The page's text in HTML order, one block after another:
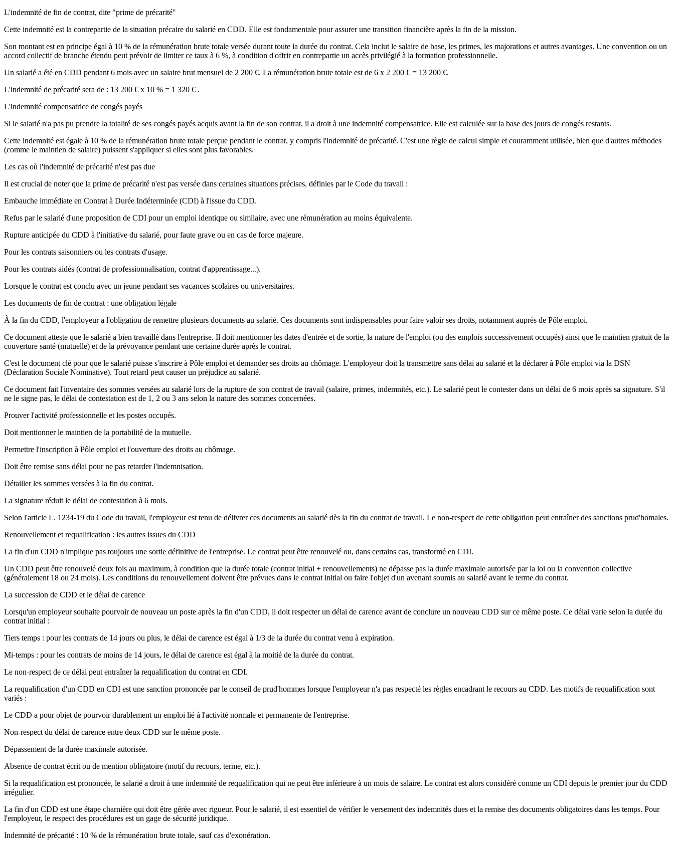
L'indemnité de fin de contrat, dite "prime de précarité"
Cette indemnité est la contrepartie de la situation précaire du salarié en CDD. Elle est fondamentale pour assurer une transition financière après la fin de la mission.
Son montant est en principe égal à 10 % de la rémunération brute totale versée durant toute la durée du contrat. Cela inclut le salaire de base, les primes, les majorations et autres avantages. Une convention ou un
accord collectif de branche étendu peut prévoir de limiter ce taux à 6 %, à condition d'offrir en contrepartie un accès privilégié à la formation professionnelle.
Un salarié a été en CDD pendant 6 mois avec un salaire brut mensuel de 2 200 €. La rémunération brute totale est de 6 x 2 200 € = 13 200 €.
L'indemnité de précarité sera de : 13 200 € x 10 % = 1 320 € .
L'indemnité compensatrice de congés payés
Si le salarié n'a pas pu prendre la totalité de ses congés payés acquis avant la fin de son contrat, il a droit à une indemnité compensatrice. Elle est calculée sur la base des jours de congés restants.
Cette indemnité est égale à 10 % de la rémunération brute totale perçue pendant le contrat, y compris l'indemnité de précarité. C'est une règle de calcul simple et couramment utilisée, bien que d'autres méthodes
(comme le maintien de salaire) puissent s'appliquer si elles sont plus favorables.
Les cas où l'indemnité de précarité n'est pas due
Il est crucial de noter que la prime de précarité n'est pas versée dans certaines situations précises, définies par le Code du travail :
Embauche immédiate en Contrat à Durée Indéterminée (CDI) à l'issue du CDD.
Refus par le salarié d'une proposition de CDI pour un emploi identique ou similaire, avec une rémunération au moins équivalente.
Rupture anticipée du CDD à l'initiative du salarié, pour faute grave ou en cas de force majeure.
Pour les contrats saisonniers ou les contrats d'usage.
Pour les contrats aidés (contrat de professionnalisation, contrat d'apprentissage...).
Lorsque le contrat est conclu avec un jeune pendant ses vacances scolaires ou universitaires.
Les documents de fin de contrat : une obligation légale
À la fin du CDD, l'employeur a l'obligation de remettre plusieurs documents au salarié. Ces documents sont indispensables pour faire valoir ses droits, notamment auprès de Pôle emploi.
Ce document atteste que le salarié a bien travaillé dans l'entreprise. Il doit mentionner les dates d'entrée et de sortie, la nature de l'emploi (ou des emplois successivement occupés) ainsi que le maintien gratuit de la
couverture santé (mutuelle) et de la prévoyance pendant une certaine durée après le contrat.
C'est le document clé pour que le salarié puisse s'inscrire à Pôle emploi et demander ses droits au chômage. L'employeur doit la transmettre sans délai au salarié et la déclarer à Pôle emploi via la DSN
(Déclaration Sociale Nominative). Tout retard peut causer un préjudice au salarié.
Ce document fait l'inventaire des sommes versées au salarié lors de la rupture de son contrat de travail (salaire, primes, indemnités, etc.). Le salarié peut le contester dans un délai de 6 mois après sa signature. S'il
ne le signe pas, le délai de contestation est de 1, 2 ou 3 ans selon la nature des sommes concernées.
Prouver l'activité professionnelle et les postes occupés.
Doit mentionner le maintien de la portabilité de la mutuelle.
Permettre l'inscription à Pôle emploi et l'ouverture des droits au chômage.
Doit être remise sans délai pour ne pas retarder l'indemnisation.
Détailler les sommes versées à la fin du contrat.
La signature réduit le délai de contestation à 6 mois.
Selon l'article L. 1234-19 du Code du travail, l'employeur est tenu de délivrer ces documents au salarié dès la fin du contrat de travail. Le non-respect de cette obligation peut entraîner des sanctions prud'homales.
Renouvellement et requalification : les autres issues du CDD
La fin d'un CDD n'implique pas toujours une sortie définitive de l'entreprise. Le contrat peut être renouvelé ou, dans certains cas, transformé en CDI.
Un CDD peut être renouvelé deux fois au maximum, à condition que la durée totale (contrat initial + renouvellements) ne dépasse pas la durée maximale autorisée par la loi ou la convention collective
(généralement 18 ou 24 mois). Les conditions du renouvellement doivent être prévues dans le contrat initial ou faire l'objet d'un avenant soumis au salarié avant le terme du contrat.
La succession de CDD et le délai de carence
Lorsqu'un employeur souhaite pourvoir de nouveau un poste après la fin d'un CDD, il doit respecter un délai de carence avant de conclure un nouveau CDD sur ce même poste. Ce délai varie selon la durée du
contrat initial :
Tiers temps : pour les contrats de 14 jours ou plus, le délai de carence est égal à 1/3 de la durée du contrat venu à expiration.
Mi-temps : pour les contrats de moins de 14 jours, le délai de carence est égal à la moitié de la durée du contrat.
Le non-respect de ce délai peut entraîner la requalification du contrat en CDI.
La requalification d'un CDD en CDI est une sanction prononcée par le conseil de prud'hommes lorsque l'employeur n'a pas respecté les règles encadrant le recours au CDD. Les motifs de requalification sont
variés :
Le CDD a pour objet de pourvoir durablement un emploi lié à l'activité normale et permanente de l'entreprise.
Non-respect du délai de carence entre deux CDD sur le même poste.
Dépassement de la durée maximale autorisée.
Absence de contrat écrit ou de mention obligatoire (motif du recours, terme, etc.).
Si la requalification est prononcée, le salarié a droit à une indemnité de requalification qui ne peut être inférieure à un mois de salaire. Le contrat est alors considéré comme un CDI depuis le premier jour du CDD
irrégulier.
La fin d'un CDD est une étape charnière qui doit être gérée avec rigueur. Pour le salarié, il est essentiel de vérifier le versement des indemnités dues et la remise des documents obligatoires dans les temps. Pour
l'employeur, le respect des procédures est un gage de sécurité juridique.
Indemnité de précarité : 10 % de la rémunération brute totale, sauf cas d'exonération.